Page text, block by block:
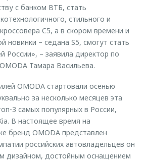
с банком ВТБ, стать
стильного и
C5, а в скором времени и
новинки – седана S5, смогут стать
России», – заявила директор по
Тамара Васильева.
OMODA стартовали осенью
за несколько месяцев эта
3 самых популярных в России,
В настоящее время на
бренд OMODA представлен
российских автовладельцев он
дизайном, достойным оснащением